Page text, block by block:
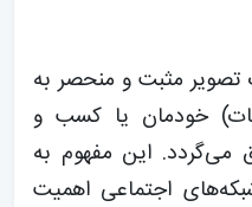
تصویر مثبت و منحصر به
خودمان یا کسب و
می‌گردد. این مفهوم به
اجتماعی اهمیت